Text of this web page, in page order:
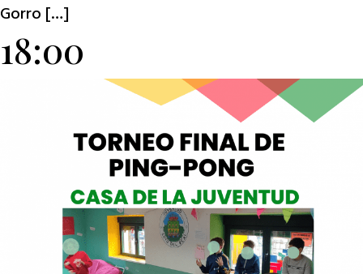
Gorro […]
18:00